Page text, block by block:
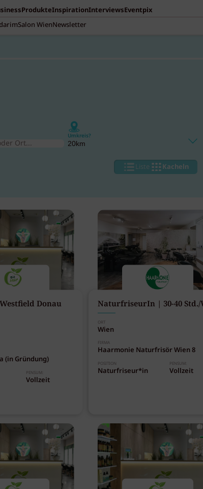
ProdukteInspirationInterviewsEventpix
imSalon WienNewsletter
Umkreis?
Liste Kacheln
Donau
(in Gründung)
PENSUM:
Vollzeit
NaturfriseurIn | 30-40 Std./
ORT
Wien
FIRMA
Haarmonie Naturfrisör Wien 8
POSITION
Naturfriseur*in
PENSUM:
Vollzeit